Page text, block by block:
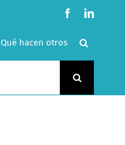
Facebook
Qué hacen otros